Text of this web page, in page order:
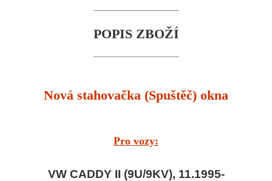
POPIS ZBOŽÍ
Nová stahovačka (Spuštěč) okna
Pro vozy:
VW CADDY II (9U/9KV), 11.1995-